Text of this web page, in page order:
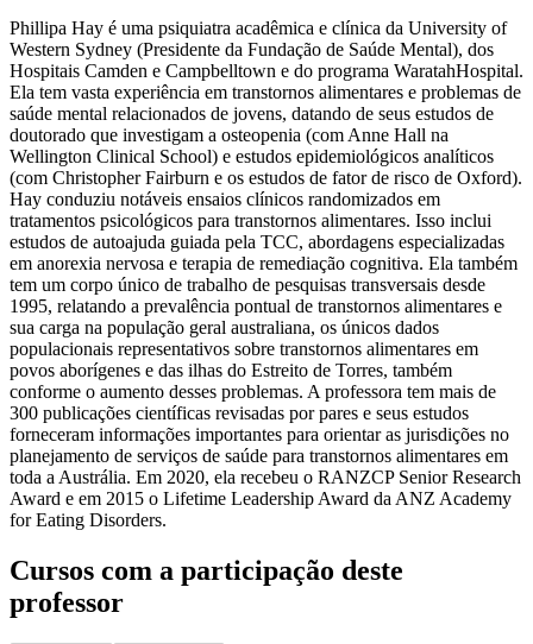
Phillipa Hay é uma psiquiatra acadêmica e clínica da University of
Western Sydney (Presidente da Fundação de Saúde Mental), dos
Hospitais Camden e Campbelltown e do programa WaratahHospital.
Ela tem vasta experiência em transtornos alimentares e problemas de
saúde mental relacionados de jovens, datando de seus estudos de
doutorado que investigam a osteopenia (com Anne Hall na
Wellington Clinical School) e estudos epidemiológicos analíticos
(com Christopher Fairburn e os estudos de fator de risco de Oxford).
Hay conduziu notáveis ensaios clínicos randomizados em
tratamentos psicológicos para transtornos alimentares. Isso inclui
estudos de autoajuda guiada pela TCC, abordagens especializadas
em anorexia nervosa e terapia de remediação cognitiva. Ela também
tem um corpo único de trabalho de pesquisas transversais desde
1995, relatando a prevalência pontual de transtornos alimentares e
sua carga na população geral australiana, os únicos dados
populacionais representativos sobre transtornos alimentares em
povos aborígenes e das ilhas do Estreito de Torres, também
conforme o aumento desses problemas. A professora tem mais de
300 publicações científicas revisadas por pares e seus estudos
forneceram informações importantes para orientar as jurisdições no
planejamento de serviços de saúde para transtornos alimentares em
toda a Austrália. Em 2020, ela recebeu o RANZCP Senior Research
Award e em 2015 o Lifetime Leadership Award da ANZ Academy
for Eating Disorders.
Cursos com a participação deste
professor